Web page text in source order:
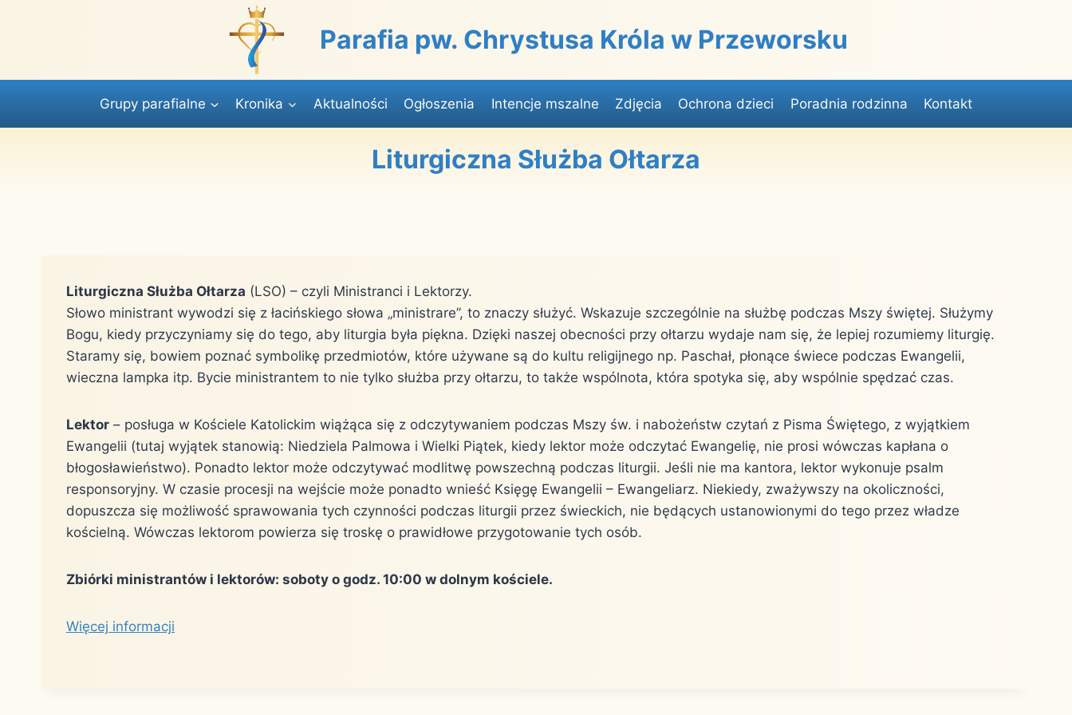
Parafia pw. Chrystusa Króla w Przeworsku
Grupy parafialne Kronika Aktualności Ogłoszenia Intencje mszalne Zdjęcia Ochrona dzieci Poradnia rodzinna Kontakt
Liturgiczna Służba Ołtarza
Liturgiczna Służba Ołtarza (LSO) – czyli Ministranci i Lektorzy.
Słowo ministrant wywodzi się z łacińskiego słowa „ministrare”, to znaczy służyć. Wskazuje szczególnie na służbę podczas Mszy świętej. Służymy
Bogu, kiedy przyczyniamy się do tego, aby liturgia była piękna. Dzięki naszej obecności przy ołtarzu wydaje nam się, że lepiej rozumiemy liturgię.
Staramy się, bowiem poznać symbolikę przedmiotów, które używane są do kultu religijnego np. Paschał, płonące świece podczas Ewangelii,
wieczna lampka itp. Bycie ministrantem to nie tylko służba przy ołtarzu, to także wspólnota, która spotyka się, aby wspólnie spędzać czas.
Lektor – posługa w Kościele Katolickim wiążąca się z odczytywaniem podczas Mszy św. i nabożeństw czytań z Pisma Świętego, z wyjątkiem
Ewangelii (tutaj wyjątek stanowią: Niedziela Palmowa i Wielki Piątek, kiedy lektor może odczytać Ewangelię, nie prosi wówczas kapłana o
błogosławieństwo). Ponadto lektor może odczytywać modlitwę powszechną podczas liturgii. Jeśli nie ma kantora, lektor wykonuje psalm
responsoryjny. W czasie procesji na wejście może ponadto wnieść Księgę Ewangelii – Ewangeliarz. Niekiedy, zważywszy na okoliczności,
dopuszcza się możliwość sprawowania tych czynności podczas liturgii przez świeckich, nie będących ustanowionymi do tego przez władze
kościelną. Wówczas lektorom powierza się troskę o prawidłowe przygotowanie tych osób.
Zbiórki ministrantów i lektorów: soboty o godz. 10:00 w dolnym kościele.
Więcej informacji